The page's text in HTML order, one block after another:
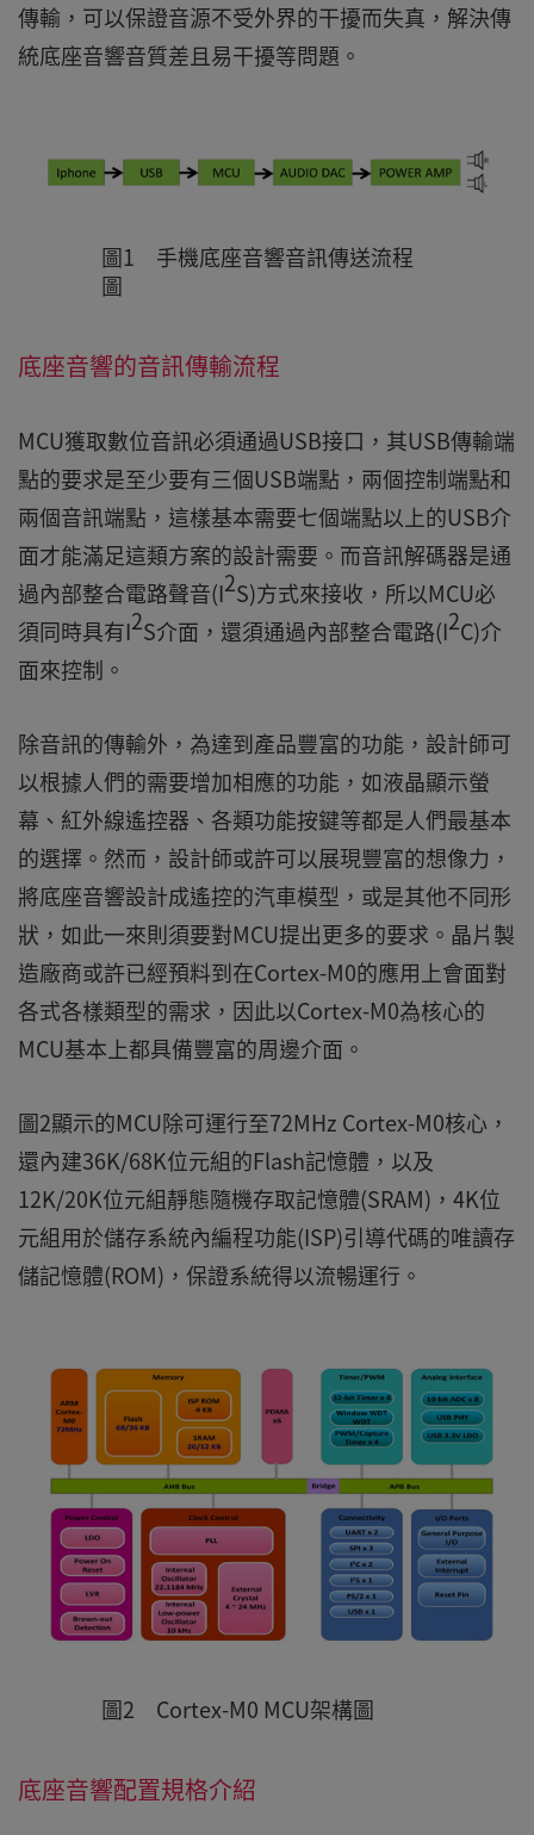
傳輸，可以保證音源不受外界的干擾而失真，解決傳
統底座音響音質差且易干擾等問題。
圖1 手機底座音響音訊傳送流程
圖
底座音響的音訊傳輸流程
MCU獲取數位音訊必須通過USB接口，其USB傳輸端
點的要求是至少要有三個USB端點，兩個控制端點和
兩個音訊端點，這樣基本需要七個端點以上的USB介
面才能滿足這類方案的設計需要。而音訊解碼器是通
過內部整合電路聲音(I2S)方式來接收，所以MCU必
須同時具有I2S介面，還須通過內部整合電路(I2C)介
面來控制。
除音訊的傳輸外，為達到產品豐富的功能，設計師可
以根據人們的需要增加相應的功能，如液晶顯示螢
幕、紅外線遙控器、各類功能按鍵等都是人們最基本
的選擇。然而，設計師或許可以展現豐富的想像力，
將底座音響設計成遙控的汽車模型，或是其他不同形
狀，如此一來則須要對MCU提出更多的要求。晶片製
造廠商或許已經預料到在Cortex-M0的應用上會面對
各式各樣類型的需求，因此以Cortex-M0為核心的
MCU基本上都具備豐富的周邊介面。
圖2顯示的MCU除可運行至72MHz Cortex-M0核心，
還內建36K/68K位元組的Flash記憶體，以及
12K/20K位元組靜態隨機存取記憶體(SRAM)，4K位
元組用於儲存系統內編程功能(ISP)引導代碼的唯讀存
儲記憶體(ROM)，保證系統得以流暢運行。
圖2 Cortex-M0 MCU架構圖
底座音響配置規格介紹